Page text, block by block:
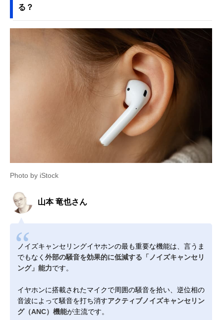
る？
Photo by iStock
山本 竜也さん
ノイズキャンセリングイヤホンの最も重要な機能は、言うま
でもなく 外部の騒音を効果的に低減する「ノイズキャンセリ
ング」能力です。
イヤホンに搭載されたマイクで周囲の騒音を拾い、逆位相の
音波によって騒音を打ち消すアクティブノイズキャンセリン
グ（ANC）機能が主流です。